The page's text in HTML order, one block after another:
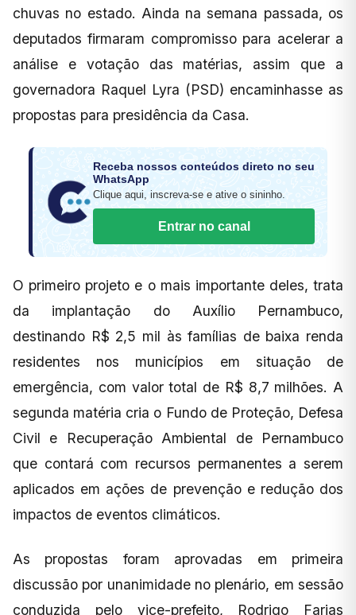
chuvas no estado. Ainda na semana passada, os
deputados firmaram compromisso para acelerar a
análise e votação das matérias, assim que a
governadora Raquel Lyra (PSD) encaminhasse as
propostas para presidência da Casa.
Receba nossos conteúdos direto no seu
WhatsApp
Clique aqui, inscreva-se e ative o sininho.
Entrar no canal
O primeiro projeto e o mais importante deles, trata
da implantação do Auxílio Pernambuco,
destinando R$ 2,5 mil às famílias de baixa renda
residentes nos municípios em situação de
emergência, com valor total de R$ 8,7 milhões. A
segunda matéria cria o Fundo de Proteção, Defesa
Civil e Recuperação Ambiental de Pernambuco
que contará com recursos permanentes a serem
aplicados em ações de prevenção e redução dos
impactos de eventos climáticos.
As propostas foram aprovadas em primeira
discussão por unanimidade no plenário, em sessão
conduzida pelo vice-prefeito, Rodrigo Farias